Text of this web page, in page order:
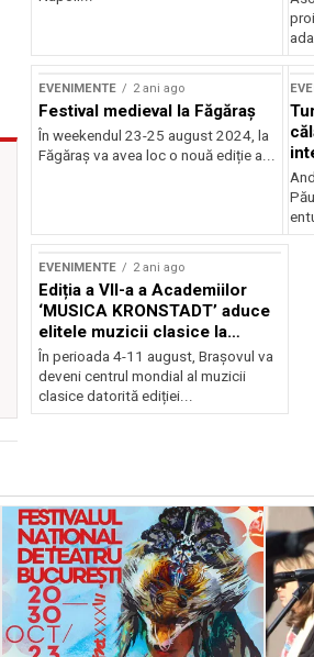
EVENIMENTE 2 ani ago
Festival medieval la Făgăraș
În weekendul 23-25 august 2024, la
Făgăraș va avea loc o nouă ediție a...
EVENIMENTE 2 ani ago
Ediția a VII-a a Academiilor
‘MUSICA KRONSTADT’ aduce
elitele muzicii clasice la
Brașov
În perioada 4-11 august, Brașovul va
deveni centrul mondial al muzicii
clasice datorită ediției...